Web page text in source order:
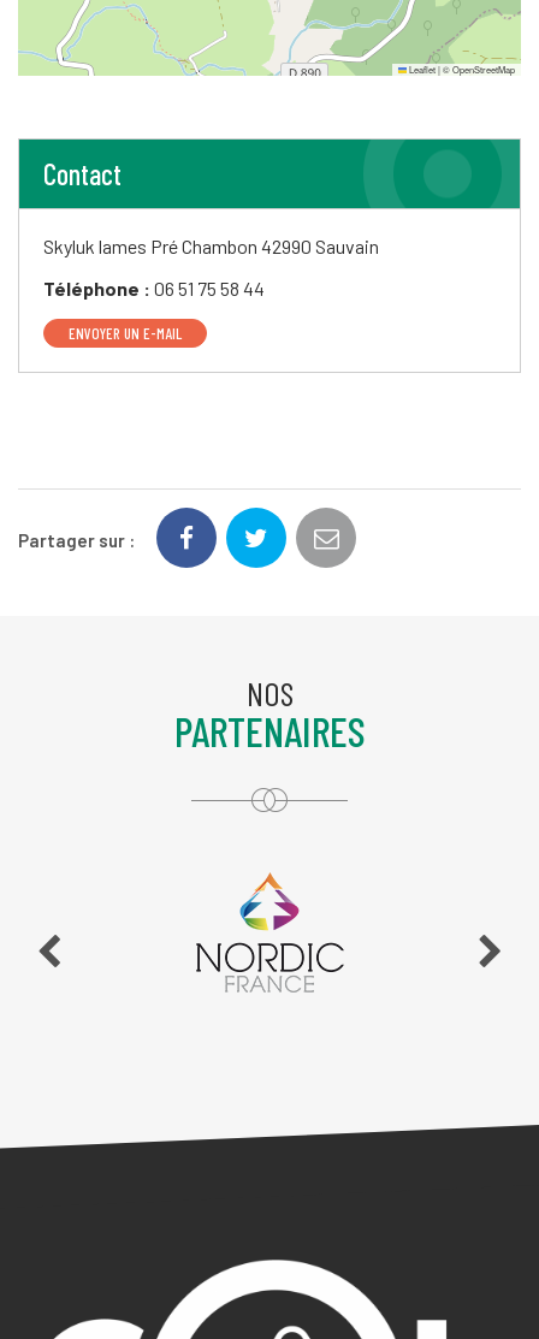
Leaflet|©OpenStreetMap
Contact
Skyluk lames Pré Chambon 42990 Sauvain
Téléphone : 06 51 75 58 44
ENVOYER UN E-MAIL
Partager sur :
NOS
PARTENAIRES